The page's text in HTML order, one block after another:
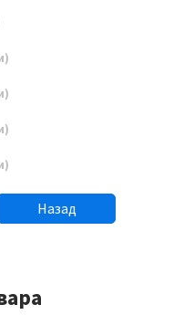
Назад